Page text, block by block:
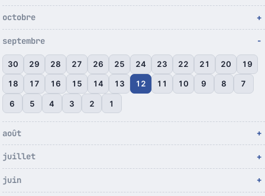
octobre
septembre
30 29 28 27 26 25 24 23 22 21 20 19
18 17 16 15 14 13 12 11 10 9 8 7
6 5 4 3 2 1
août
juillet
juin